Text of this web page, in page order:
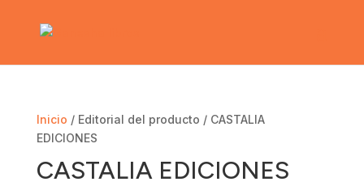
Inicio / Editorial del producto / CASTALIA
EDICIONES
CASTALIA EDICIONES